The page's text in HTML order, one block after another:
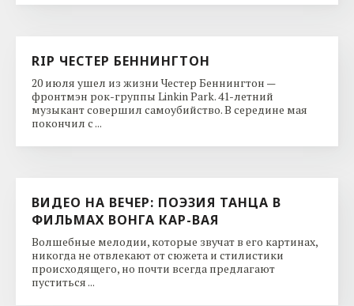
RIP ЧЕСТЕР БЕННИНГТОН
20 июля ушел из жизни Честер Беннингтон —
фронтмэн рок-группы Linkin Park. 41-летний
музыкант совершил самоубийство. В середине мая
покончил с ...
ВИДЕО НА ВЕЧЕР: ПОЭЗИЯ ТАНЦА В
ФИЛЬМАХ ВОНГА КАР-ВАЯ
Волшебные мелодии, которые звучат в его картинах,
никогда не отвлекают от сюжета и стилистики
происходящего, но почти всегда предлагают
пуститься ...